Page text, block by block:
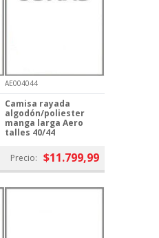
AE004044
Camisa rayada
algodón/poliester
manga larga Aero
talles 40/44
Precio: $11.799,99